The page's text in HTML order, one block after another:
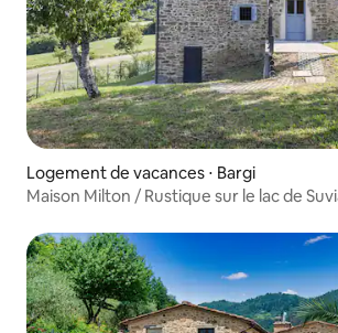
Logement de vacances ⋅ Bargi
Maison Milton / Rustique sur le lac de